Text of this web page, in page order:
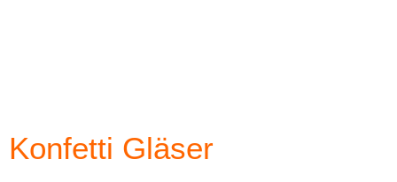
Konfetti Gläser